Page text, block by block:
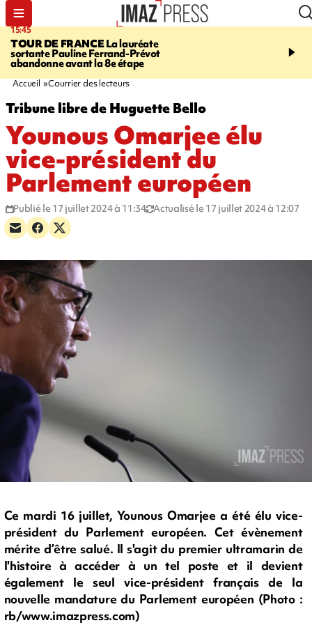
15:45
TOUR DE FRANCELa lauréate
sortante Pauline Ferrand-Prévot
abandonne avant la 8e étape
20:17
routière, concours de
Accueil Courrier des lecteurs
Tribune libre de Huguette Bello
Younous Omarjee élu
vice-président du
Parlement européen
Publié le 17 juillet 2024 à 11:34 Actualisé le 17 juillet 2024 à 12:07
Ce mardi 16 juillet, Younous Omarjee a été élu vice-
président du Parlement européen. Cet évènement
mérite d’être salué. Il s'agit du premier ultramarin de
l'histoire à accéder à un tel poste et il devient
également le seul vice-président français de la
nouvelle mandature du Parlement européen (Photo :
rb/www.imazpress.com)